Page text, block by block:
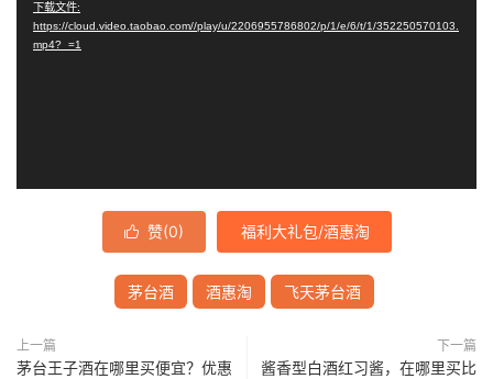
下载文件:
https://cloud.video.taobao.com//play/u/2206955786802/p/1/e/6/t/1/352250570103.
mp4?_=1
 赞(0) 福利大礼包/酒惠淘
茅台酒 酒惠淘 飞天茅台酒
上一篇
茅台王子酒在哪里买便宜？优惠
下一篇
酱香型白酒红习酱，在哪里买比